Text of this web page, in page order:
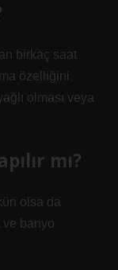
birkaç saat
özelliğini
olması veya
mı?
olsa da
ve banyo